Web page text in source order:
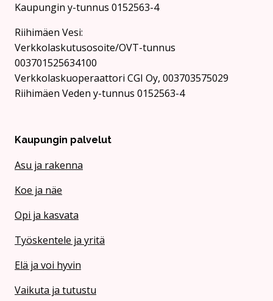
Kaupungin y-tunnus 0152563-4
Rii­hi­mäen Vesi:
Verkkolaskutusosoite/OVT-tunnus
003701525634100
Verkkolaskuoperaattori CGI Oy, 003703575029
Riihimäen Veden y-tunnus 0152563-4
Kaupungin palvelut
Asu ja rakenna
Koe ja näe
Opi ja kasvata
Työskentele ja yritä
Elä ja voi hyvin
Vaikuta ja tutustu